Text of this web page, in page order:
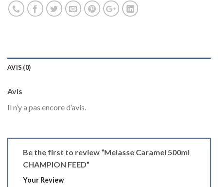
AVIS (0)
Avis
Il n’y a pas encore d’avis.
Be the first to review “Melasse Caramel 500ml
CHAMPION FEED”
Your Review